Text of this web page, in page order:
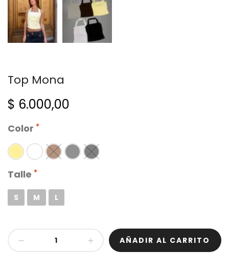
Top Mona
$ 6.000,00
Color
Talle
S M L
AÑADIR AL CARRITO